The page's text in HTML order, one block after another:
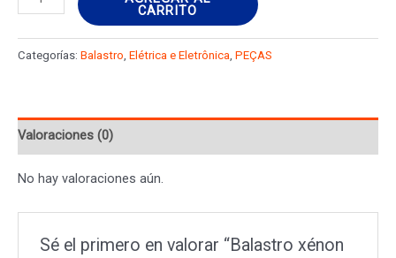
xénon
LAND
ROVER
SPORT
(L320)
CARRITO
Categorías: Balastro Elétrica e Eletrônica PEÇAS
Valoraciones (0)
No hay valoraciones aún.
Sé el primero en valorar “Balastro xénon